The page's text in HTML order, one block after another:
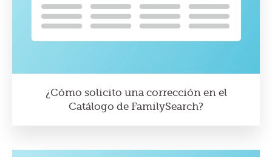
¿Cómo solicito una corrección en el
Catálogo de FamilySearch?